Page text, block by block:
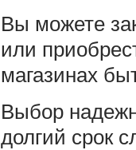
Вы можете
или
магазинах
Выбор
долгий срок